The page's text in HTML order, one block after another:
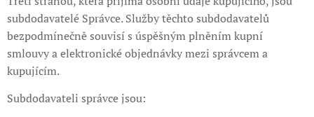
subdodavatelé Správce. Služby těchto subdodavatelů
bezpodmínečně souvisí s úspěšným plněním kupní
smlouvy a elektronické objednávky mezi správcem a
kupujícím.
Subdodavateli správce jsou: